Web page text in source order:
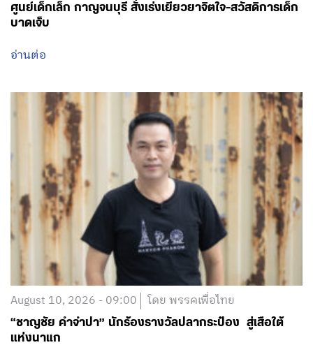
ศูนย์เด็กเล็ก กาญจนบุรี สั่งเร่งเยียวยาจิตใจ-สวัสดิการเด็ก
บาดเจ็บ
อ่านต่อ
August 10, 2026 - 09:00 โดย พรรคเพื่อไทย
“ชาญชัย คำจำปา” นักร้องรางวัลปลากระป๋อง สู่เสือใต้
แห่งนาแก